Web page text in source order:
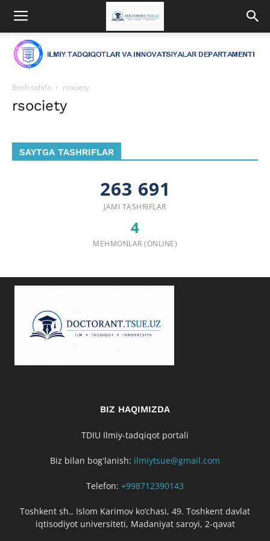
Bosh sahifa rsociety
rsociety
SAYTGA TASHRIFLAR
263 691
JAMI TASHRIFLAR
4
MEHMONLAR (ONLINE)
BIZ HAQIMIZDA
TDIU Ilmiy-tadqiqot portali
Biz bilan bogʻlanish: ilmiytsue@gmail.com
Telefon: +998712390143
Toshkent sh., Islom Karimov ko’chasi, 49. Toshkent davlat
iqtisodiyot universiteti, Madaniyat saroyi, 2-qavat